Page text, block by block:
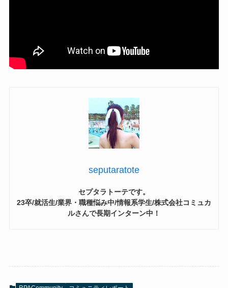
seputaratote
セプタラトーテです。
23卒/就活生/業界・職種悩み中/情報系学生/株式会社コミュカ
ルさんで長期インターン中！